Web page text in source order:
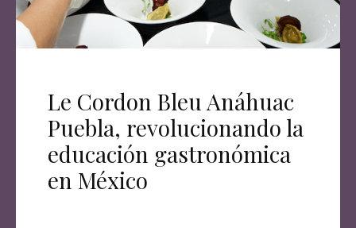
Le Cordon Bleu Anáhuac
Puebla, revolucionando la
educación gastronómica
en México